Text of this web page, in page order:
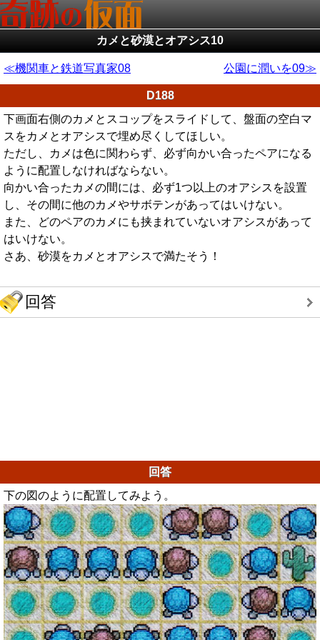
カメと砂漠とオアシス10
機関車と鉄道写真家08 公園に潤いを09
D188
下画面右側のカメとスコップをスライドして、盤面の空白マ
スをカメとオアシスで埋め尽くしてほしい。
ただし、カメは色に関わらず、必ず向かい合ったペアになる
ように配置しなければならない。
向かい合ったカメの間には、必ず1つ以上のオアシスを設置
し、その間に他のカメやサボテンがあってはいけない。
また、どのペアのカメにも挟まれていないオアシスがあって
はいけない。
さあ、砂漠をカメとオアシスで満たそう！
回答
回答
下の図のように配置してみよう。